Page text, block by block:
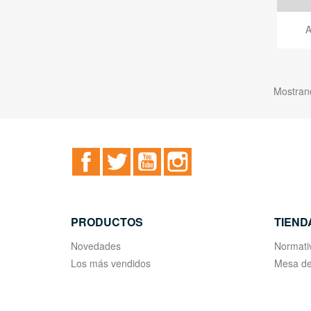
FacebookTwitter YouTube
PRODUCTOS
Novedades
Los más vendidos
Mesa